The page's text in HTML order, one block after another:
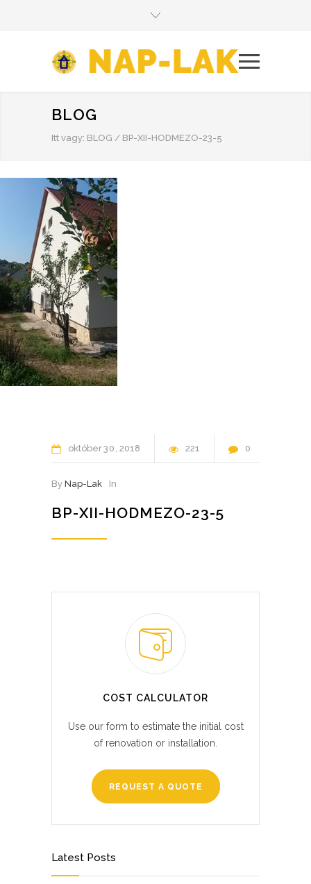
BLOG
Itt vagy: BLOG / BP-XII-HODMEZO-23-5
október30 2018 221 0
By Nap-Lak In
BP-XII-HODMEZO-23-5
COST CALCULATOR
Use our form to estimate the initial cost
of renovation or installation.
REQUEST A QUOTE
Latest Posts